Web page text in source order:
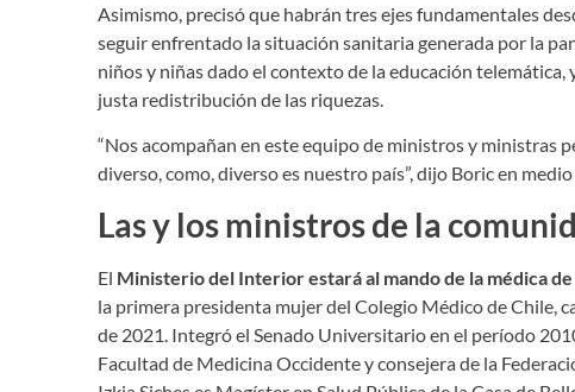
Asimismo, precisó que habrán tres ejes fundamentales
seguir enfrentado la situación sanitaria generada por la
niños y niñas dado el contexto de la educación
justa redistribución de las riquezas.
“Nos acompañan en este equipo de ministros y ministras
diverso, como, diverso es nuestro país”, dijo Boric en
Las y los ministros de la
El Ministerio del Interior estará al mando de la médica
la primera presidenta mujer del Colegio Médico de Chile,
de 2021. Integró el Senado Universitario en el período
Facultad de Medicina Occidente y consejera de la